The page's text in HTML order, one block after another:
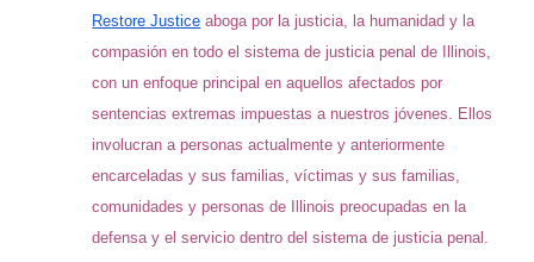
Restore Justice aboga por la justicia, la humanidad y la
compasión en todo el sistema de justicia penal de Illinois,
con un enfoque principal en aquellos afectados por
sentencias extremas impuestas a nuestros jóvenes. Ellos
involucran a personas actualmente y anteriormente
encarceladas y sus familias, víctimas y sus familias,
comunidades y personas de Illinois preocupadas en la
defensa y el servicio dentro del sistema de justicia penal.